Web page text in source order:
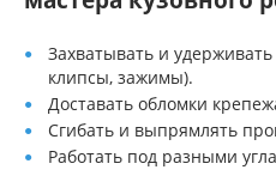
Захватывать и
клипсы, зажимы).
Доставать обломки
Сгибать и выпрямлять
Работать под разными